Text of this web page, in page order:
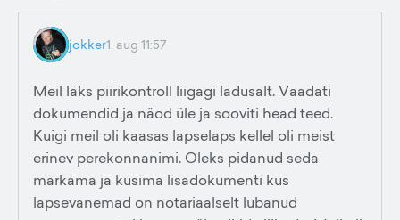
jokker1. aug 11:57
Meil läks piirikontroll liigagi ladusalt. Vaadati
dokumendid ja näod üle ja sooviti head teed.
Kuigi meil oli kaasas lapselaps kellel oli meist
erinev perekonnanimi. Oleks pidanud seda
märkama ja küsima lisadokumenti kus
lapsevanemad on notariaalselt lubanud